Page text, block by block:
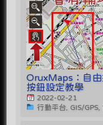
OruxMaps：自由
按鈕設定教學
2022-02-21
行動平台, GIS/